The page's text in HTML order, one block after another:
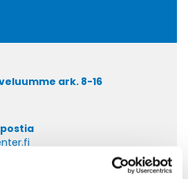
ark. 8-16